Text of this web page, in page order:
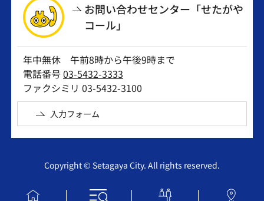
お問い合わせセンター「せたがや
コール」
年中無休 午前8時から午後9時まで
電話番号03-5432-3333
ファクシミリ 03-5432-3100
入力フォーム
Copyright © Setagaya City. All rights reserved.